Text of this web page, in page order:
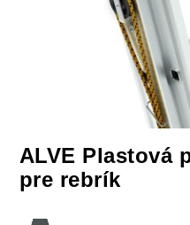
ALVE Plastová
pre rebrík